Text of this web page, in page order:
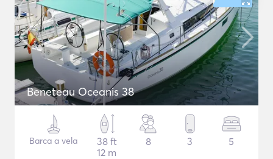
Beneteau Oceanis 38
Barca a vela
38 ft
12 m
8 3 5